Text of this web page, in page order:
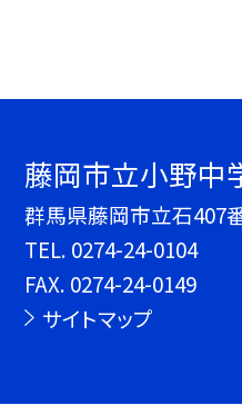
藤岡市立小野中
群馬県藤岡市立石407
TEL. 0274-24-0104
FAX. 0274-24-0149
サイトマップ